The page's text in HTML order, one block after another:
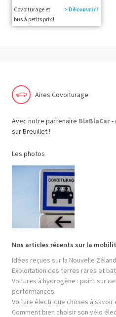
Covoiturage et
bus à petits prix !
> Découvrir !
Aires Covoiturage
Avec notre partenaire BlaBlaCar-
sur Breuillet !
Les photos
Nos articles récents sur la
Idées reçues sur la Nouvelle
Exploitation des terres rares et
Voitures à hydrogène : point sur
performances
Voiture électrique choses à savoir
Comment bien choisir son vélo